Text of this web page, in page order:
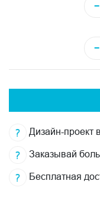
−
−
Дизайн-проект
Заказывай
Бесплатная